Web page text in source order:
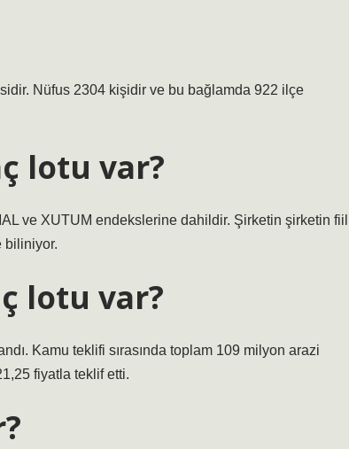
Nüfus 2304 kişidir ve bu bağlamda 922 ilçe
lotu var?
ve XUTUM endekslerine dahildir. Şirketin şirketin
biliniyor.
lotu var?
Kamu teklifi sırasında toplam 109 milyon arazi
fiyatla teklif etti.